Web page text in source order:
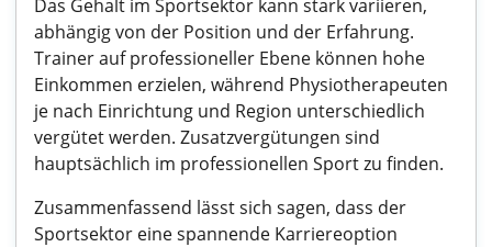
Das Gehalt im Sportsektor kann stark variieren,
abhängig von der Position und der Erfahrung.
Trainer auf professioneller Ebene können hohe
Einkommen erzielen, während Physiotherapeuten
je nach Einrichtung und Region unterschiedlich
vergütet werden. Zusatzvergütungen sind
hauptsächlich im professionellen Sport zu finden.
Zusammenfassend lässt sich sagen, dass der
Sportsektor eine spannende Karriereoption